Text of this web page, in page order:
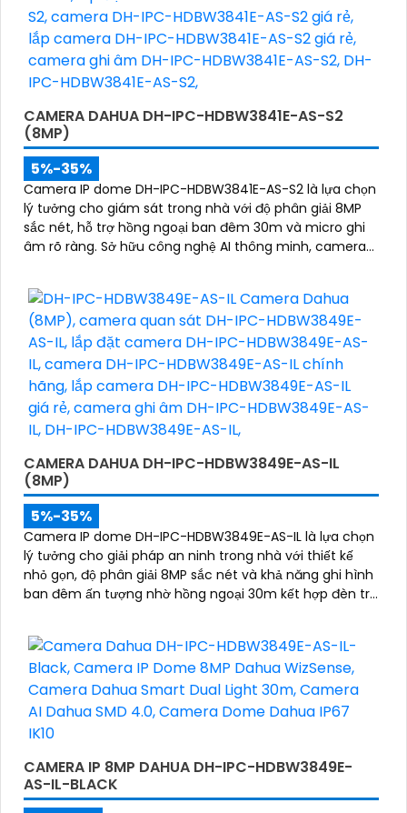
CAMERA DAHUA DH-IPC-HDBW3841E-AS-S2
(8MP)
5%-35%
Camera IP dome DH-IPC-HDBW3841E-AS-S2 là lựa chọn
lý tưởng cho giám sát trong nhà với độ phân giải 8MP
sắc nét, hỗ trợ hồng ngoại ban đêm 30m và micro ghi
âm rõ ràng. Sở hữu công nghệ AI thông minh, camera
người và phương tiện, tăng độ chính xác trong cảnh
báo an ninh
CAMERA DAHUA DH-IPC-HDBW3849E-AS-IL
(8MP)
5%-35%
Camera IP dome DH-IPC-HDBW3849E-AS-IL là lựa chọn
lý tưởng cho giải pháp an ninh trong nhà với thiết kế
nhỏ gọn, độ phân giải 8MP sắc nét và khả năng ghi hình
ban đêm ấn tượng nhờ hồng ngoại 30m kết hợp đèn trợ
512GB và công nghệ AI thông minh giúp phân biệt chính
xác người và phương tiện hỗ trợ POE, giảm thiểu báo
động giả hiệu quả
CAMERA IP 8MP DAHUA DH-IPC-HDBW3849E-
AS-IL-BLACK